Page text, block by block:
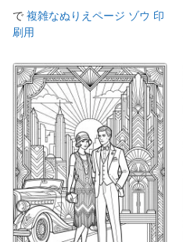
で 複雑なぬりえページ ゾウ 印
刷用